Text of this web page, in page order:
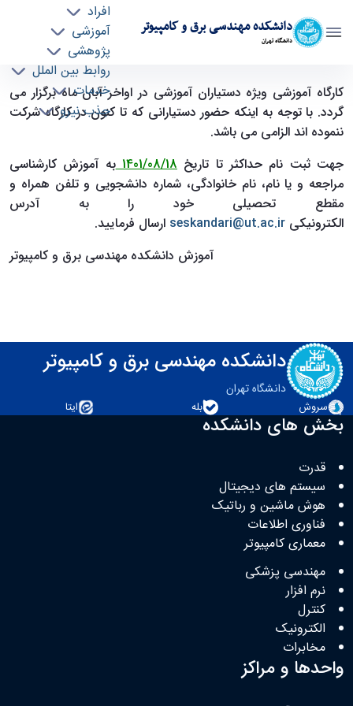
دانشکده مهندسی برق و کامپیوتر
دانشگاه تهران
افراد
آموزشی
پژوهشی
روابط بین الملل
خدمات
جذب نیرو
قابل توجه دستیاران آموزشی (ثبت نام کارگاه ویژه
دستیاران آموزشی) - ece- دانشکده مهندسی برق و
کامپیوتر
کارگاه آموزشی ویژه دستیاران آموزشی در اواخر آبان ماه برگزار می
گردد. با توجه به اینکه حضور دستیارانی که تا کنون در کارگاه شرکت
ننموده اند الزامی می باشد.
جهت ثبت نام حداکثر تا تاریخ 1401/08/18 به آموزش کارشناسی
مراجعه و یا نام، نام خانوادگی، شماره دانشجویی و تلفن همراه و
مقطع تحصیلی خود را به آدرس
الکترونیکی seskandari@ut.ac.ir ارسال فرمایید.
آموزش دانشکده مهندسی برق و کامپیوتر
دانشکده مهندسی برق و کامپیوتر
دانشگاه تهران
سروش
بله ایتا
بخش های دانشکده
قدرت
سیستم های دیجیتال
هوش ماشین و رباتیک
فناوری اطلاعات
معماری کامپیوتر
مهندسی پزشکی
نرم افزار
کنترل
الکترونیک
مخابرات
واحدها و مراکز